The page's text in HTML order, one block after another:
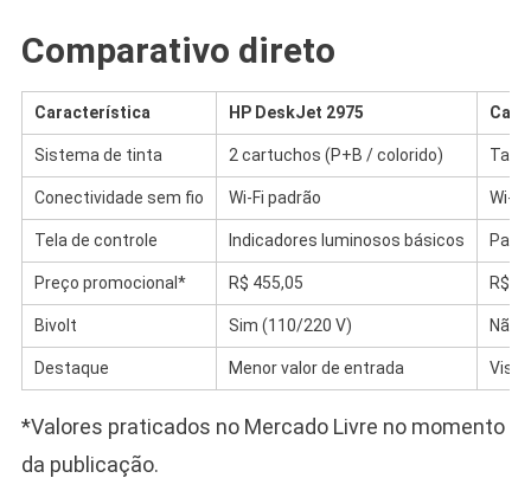
Comparativo direto
Característica HP DeskJet 2975
Sistema de tinta 2 cartuchos (P+B / colorido)
Conectividade sem fio Wi-Fi padrão Wi-Fi
Tela de controle Indicadores luminosos básicos
Preço promocional* R$ 455,05 R$
Bivolt Sim (110/220 V) Não
Destaque Menor valor de entrada
*Valores praticados no Mercado Livre no momento
da publicação.